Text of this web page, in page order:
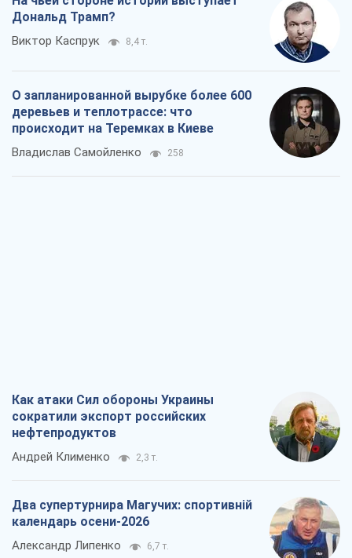
Дональд Трамп?
Виктор Каспрук 8,4 т.
О запланированной вырубке более 600
деревьев и теплотрассе: что
происходит на Теремках в Киеве
Владислав Самойленко 258
Как атаки Сил обороны Украины
сократили экспорт российских
нефтепродуктов
Андрей Клименко 2,3 т.
Два супертурнира Магучих: спортивній
календарь осени-2026
Александр Липенко 6,7 т.